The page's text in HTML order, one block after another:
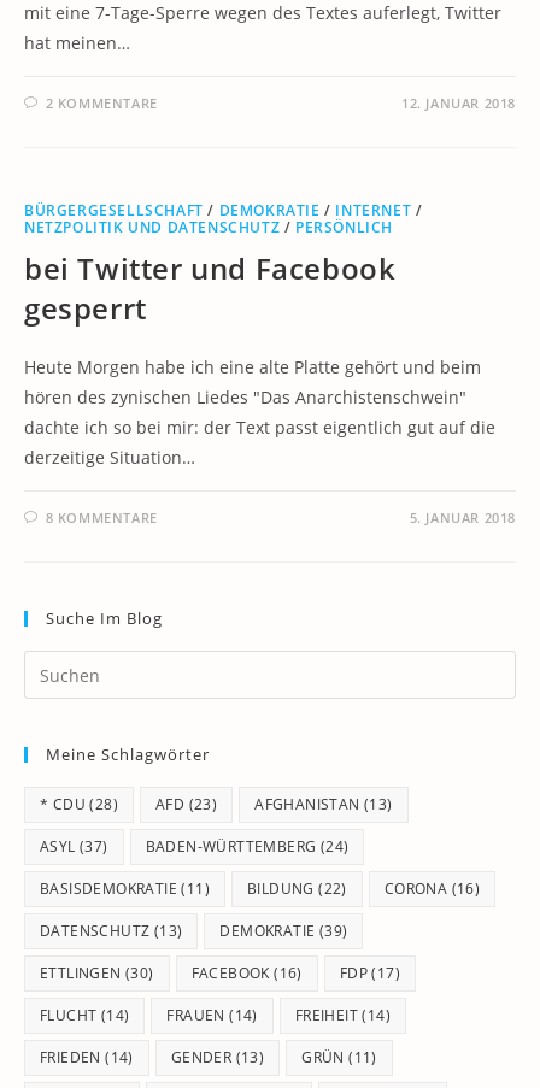
mit eine 7-Tage-Sperre wegen des Textes auferlegt, Twitter
hat meinen…
2 KOMMENTARE 12. JANUAR 2018
BÜRGERGESELLSCHAFT / DEMOKRATIE / INTERNET /
NETZPOLITIK UND DATENSCHUTZ / PERSÖNLICH
bei Twitter und Facebook
gesperrt
Heute Morgen habe ich eine alte Platte gehört und beim
hören des zynischen Liedes "Das Anarchistenschwein"
dachte ich so bei mir: der Text passt eigentlich gut auf die
derzeitige Situation…
8 KOMMENTARE 5. JANUAR 2018
Suche Im Blog
Meine Schlagwörter
* CDU (28) AFD (23) AFGHANISTAN (13)
ASYL (37) BADEN-WÜRTTEMBERG (24)
BASISDEMOKRATIE (11) BILDUNG (22) CORONA (16)
DATENSCHUTZ (13) DEMOKRATIE (39)
ETTLINGEN (30) FACEBOOK (16) FDP(17)
FLUCHT (14) FRAUEN (14) FREIHEIT(14)
FRIEDEN (14) GENDER (13) GRÜN (11)